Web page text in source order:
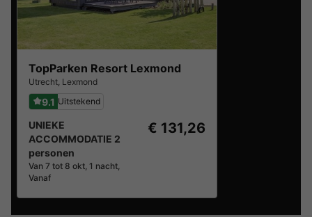
TopParken Resort Lexmond
Utrecht, Lexmond
9.1 Uitstekend
UNIEKE
ACCOMMODATIE 2
personen
Van 7 tot 8 okt, 1 nacht,
Vanaf
€ 131,26